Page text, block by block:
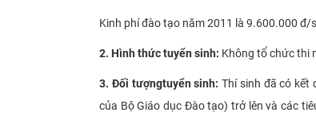
Kinh phí đào tạo năm 2011 là 9.600.000 đ/
2. Hình thức tuyển sinh: Không tổ chức thi
3. Đối tượngtuyển sinh:Thí sinh đã có kết
của Bộ Giáo dục Đào tạo) trở lên và các